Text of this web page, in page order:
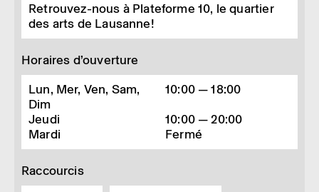
Retrouvez-nous à Plateforme 10, le quartier
des arts de Lausanne!
Horaires d’ouverture
Lun, Mer, Ven, Sam,
Dim
10:00 — 18:00
Jeudi
10:00 — 20:00
Mardi
Fermé
Raccourcis